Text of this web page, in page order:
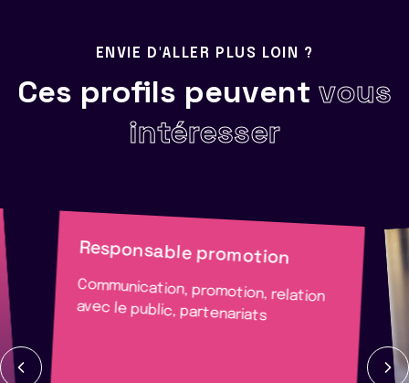
ENVIE D'ALLER PLUS LOIN ?
Ces profils peuvent vous
intéresser
Responsable promotion
Communication, promotion, relation
avec le public, partenariats